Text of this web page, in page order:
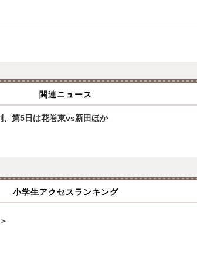
関連ニュース
、第5日は花巻東vs新田ほか
小学生アクセスランキング